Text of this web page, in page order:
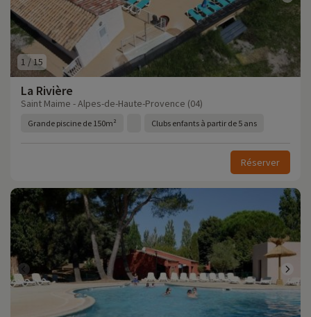
1 /15
La Rivière
Saint Maime - Alpes-de-Haute-Provence (04)
Grande piscine de 150m² Clubs enfants à partir de 5 ans
Réserver